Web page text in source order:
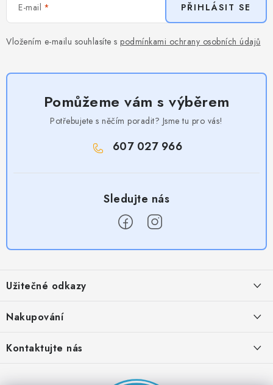
E-mail
Vložením e-mailu souhlasíte s podmínkami ochrany osobních údajů
PŘIHLÁSIT SE
Pomůžeme vám s výběrem
Potřebujete s něčím poradit? Jsme tu pro vás!
607 027 966
p
a
Užitečné odkazy
Provizní systém
Partner stránek: Super plecháček
Nakupování
Kontaktujte nás